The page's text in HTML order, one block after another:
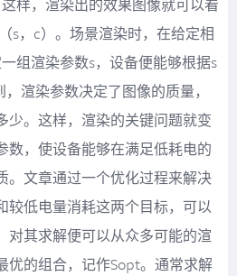
样，渲染出的效果图像就可以看
s，c）。场景渲染时，在给定相
组渲染参数s，设备便能够根据s
渲染参数决定了图像的质量，
少。这样，渲染的关键问题就变
数，使设备能够在满足低耗电的
。文章通过一个优化过程来解决
较低电量消耗这两个目标，可以
对其求解便可以从众多可能的渲
优的组合，记作Sopt。通常求解